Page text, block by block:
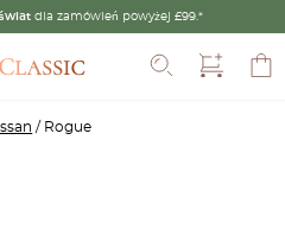
dla zamówień powyżej £99.*Szukaj
/ Rogue